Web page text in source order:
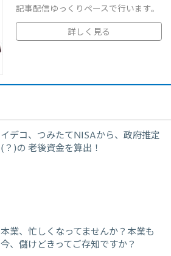
記事配信ゆっくりペースで行います。
詳しく見る
イデコ、つみたてNISAから、政府推定
(？)の 老後資金を算出！
本業、忙しくなってませんか？本業も
今、儲けどきってご存知ですか？